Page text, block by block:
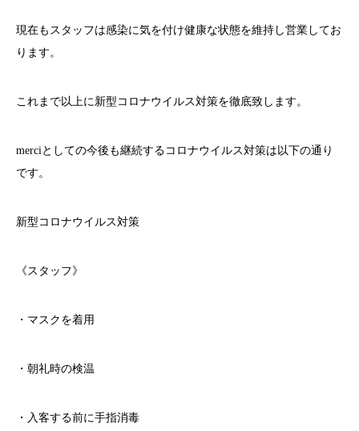
現在もスタッフは感染に気を付け健康な状態を維持し営業してお
ります。
これまで以上に新型コロナウイルス対策を徹底致します。
merciとしての今後も継続するコロナウイルス対策は以下の通り
です。
新型コロナウイルス対策
《スタッフ》
・マスクを着用
・朝礼時の検温
・入客する前に手指消毒